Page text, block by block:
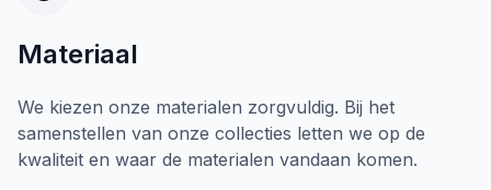
Materiaal
We kiezen onze materialen zorgvuldig. Bij het
samenstellen van onze collecties letten we op de
kwaliteit en waar de materialen vandaan komen.